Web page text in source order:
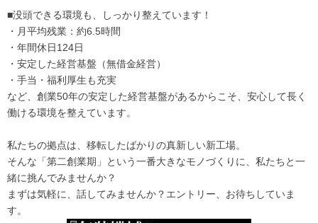
■没頭できる環境も、しっかり整えています！
・月平均残業：約6.5時間
・年間休日124日
・安定した経営基盤（無借金経営）
・手当・福利厚生も充実
など、創業50年の安定した経営基盤があるからこそ、安心して長く
働ける環境を整えています。
私たちの拠点は、移転したばかりの真新しい新工場。
そんな「第二創業期」という一番大きなモノづくりに、私たちと一
緒に挑んでみませんか？
まずは気軽に、話してみませんか？エントリー、お待ちしていま
す。